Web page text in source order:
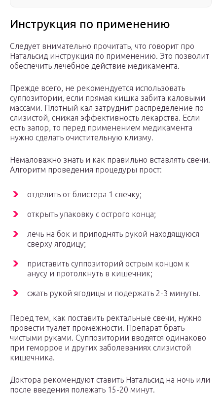
Инструкция по применению
Следует внимательно прочитать, что говорит про
Натальсид инструкция по применению. Это позволит
обеспечить лечебное действие медикамента.
Прежде всего, не рекомендуется использовать
суппозитории, если прямая кишка забита каловыми
массами. Плотный кал затруднит распределение по
слизистой, снижая эффективность лекарства. Если
есть запор, то перед применением медикамента
нужно сделать очистительную клизму.
Немаловажно знать и как правильно вставлять свечи.
Алгоритм проведения процедуры прост:
отделить от блистера 1 свечку;
открыть упаковку с острого конца;
лечь на бок и приподнять рукой находящуюся
сверху ягодицу;
приставить суппозиторий острым концом к
анусу и протолкнуть в кишечник;
сжать рукой ягодицы и подержать 2-3 минуты.
Перед тем, как поставить ректальные свечи, нужно
провести туалет промежности. Препарат брать
чистыми руками. Суппозитории вводятся одинаково
при геморрое и других заболеваниях слизистой
кишечника.
Доктора рекомендуют ставить Натальсид на ночь или
после введения полежать 15-20 минут.